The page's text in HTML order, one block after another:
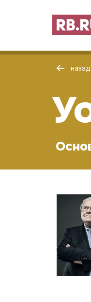
назад